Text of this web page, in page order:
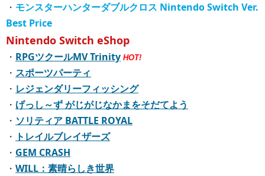
・ モンスターハンターダブルクロス Nintendo Switch Ver.
Best Price
Nintendo Switch eShop
・ RPGツクールMV Trinity HOT!
・ スポーツパーティ
・ レジェンダリーフィッシング
・ げっし～ず がじがじなかまをそだてよう
・ ソリティア BATTLE ROYAL
・ トレイルブレイザーズ
・ GEM CRASH
・ WILL：素晴らしき世界